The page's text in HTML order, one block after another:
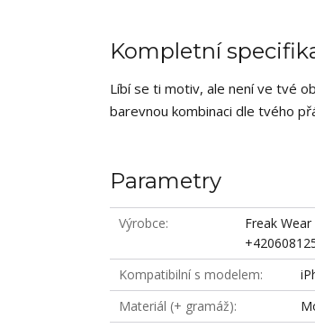
Kompletní
Líbí se ti motiv, ale není ve tvé
barevnou kombinaci dle tvého
Parametry
Výrobce
Freak
Kompatibilní s modelem
Materiál (+ gramáž)